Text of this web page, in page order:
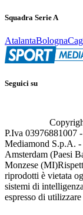
Squadra Serie A
AtalantaBologna
Seguici su
P.Iva 03976881007
Mediamond S.p.A.
Amsterdam (Paesi
Monzese (MI)
riprodotti è vietata
sistemi di
espresso di